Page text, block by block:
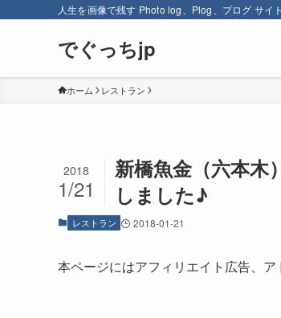
人生を画像で残す Photo log、Plog、プログ サイト
でぐっちjp
ホーム レストラン
新橋魚金（六本木
しました♪
2018
1/21
レストラン 2018-01-21
本ページにはアフィリエイト広告、ア